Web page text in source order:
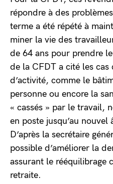
répondre à des
terme a été répété à
miner la vie des
de 64 ans pour prendre
de la CFDT a cité les cas
d’activité, comme le
personne ou encore la
« cassés » par le travail,
en poste jusqu’au nouvel
D’après la secrétaire
possible d’améliorer la
assurant le rééquilibrage
retraite.